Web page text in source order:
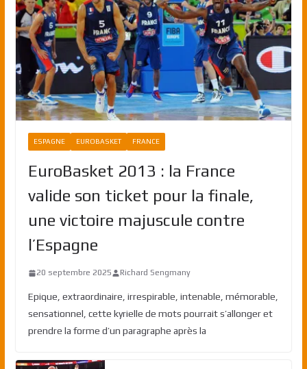
ESPAGNE EUROBASKET FRANCE
EuroBasket 2013 : la France
valide son ticket pour la finale,
une victoire majuscule contre
l’Espagne
20 septembre 2025 Richard Sengmany
Epique, extraordinaire, irrespirable, intenable, mémorable,
sensationnel, cette kyrielle de mots pourrait s’allonger et
prendre la forme d’un paragraphe après la